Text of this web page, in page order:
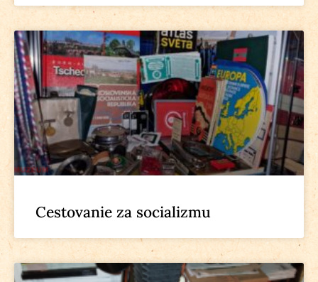
Cestovanie za socializmu